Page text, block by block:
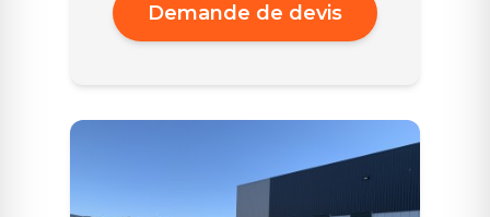
Demande de devis